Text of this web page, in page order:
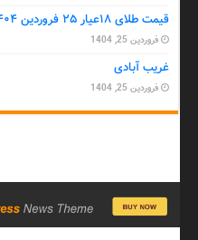
قیمت طلای ۱۸عیار ۲۵ فروردین ۱۴۰۴
فروردین 25, 1404
غریب آبادی
فروردین 25, 1404